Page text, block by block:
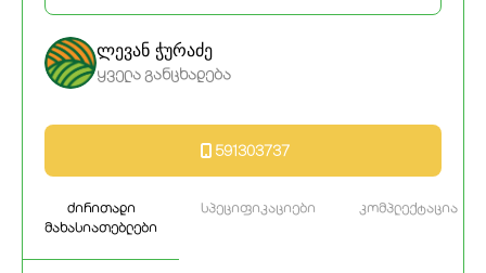
ძირითადი
მახასიათებლები
სპეციფიკაციები კომპლექტაცია
ლევან ჭურაძე
ყველა განცხადება
591303737